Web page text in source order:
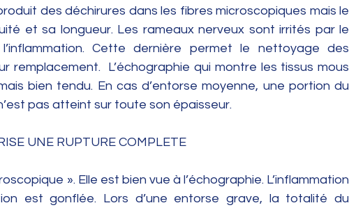
des déchirures dans les fibres microscopiques mais le
et sa longueur. Les rameaux nerveux sont irrités par le
Cette dernière permet le nettoyage des
remplacement.  L’échographie qui montre les tissus mous
bien tendu. En cas d’entorse moyenne, une portion du
pas atteint sur toute son épaisseur.
UNE RUPTURE COMPLETE
». Elle est bien vue à l’échographie. L’inflammation
est gonflée. Lors d’une entorse grave, la totalité du